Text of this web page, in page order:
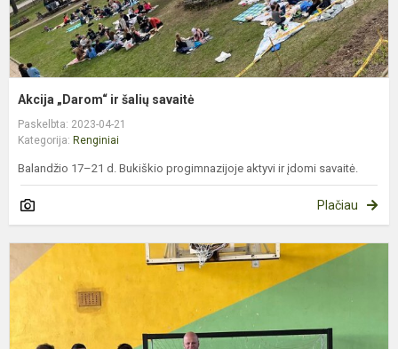
Akcija „Darom“ ir šalių savaitė
Paskelbta: 2023-04-21
Kategorija: Renginiai
Balandžio 17–21 d. Bukiškio progimnazijoje aktyvi ir įdomi savaitė.
Plačiau